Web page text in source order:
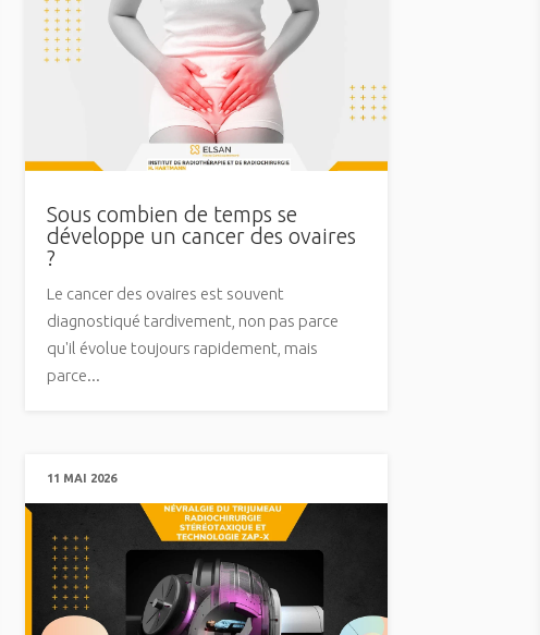
Sous combien de temps se
développe un cancer des ovaires
?
Le cancer des ovaires est souvent
diagnostiqué tardivement, non pas parce
qu'il évolue toujours rapidement, mais
parce...
11 MAI 2026